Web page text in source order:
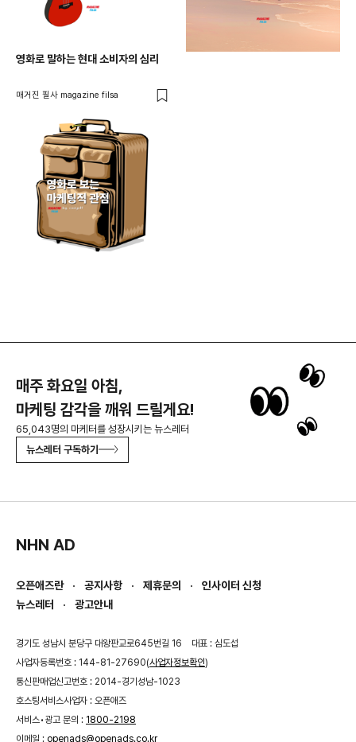
영화로 말하는 현대 소비자의 심리
매거진 필사 magazine filsa
매주 화요일 아침,
마케팅 감각을 깨워 드릴게요!
65,043명의 마케터를 성장시키는 뉴스레터
뉴스레터 구독하기
NHN AD
오픈애즈란 공지사항 제휴문의
인사이터 신청
뉴스레터
광고안내
경기도 성남시 분당구 대왕판교로645번길 16
대표 : 심도섭
사업자등록번호 : 144-81-27690(사업자정보확인)
통신판매업신고번호 : 2014-경기성남-1023
호스팅서비스사업자 : 오픈애즈
서비스•광고 문의 : 1800-2198
이메일 : openads@openads.co.kr